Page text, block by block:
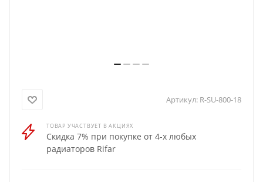
Артикул: R-SU-800-18
ТОВАР УЧАСТВУЕТ В АКЦИЯХ
Скидка 7% при покупке от 4-х любых
радиаторов Rifar